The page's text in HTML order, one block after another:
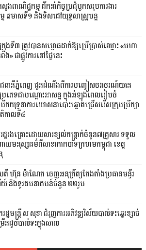
រសួងពាណិជ្ជកម្ម ដឹកនាំកិច្ចប្រជុំបូកសរុបការងារ
ម ឆមាសទី១ និងទិសដៅយុទ្ធសាស្រ្តបន្ត
ក្រុងទី៣ ត្រូវបានសម្ពោធដាក់ឱ្យប្រើប្រាស់ឈ្មោះ «មហា
» ជាផ្លូវការនៅថ្ងៃនេះ
ាជធានីភ្នំពេញ ជូនដំណឹងពីការបញ្ចៀសចរាចរណ៍យាន
រភេទជាបណ្តោះអាសន្ន ក្នុងអំឡុងពេលរៀបចំ
ើកយុទ្ធនាការឃោសនាបោះឆ្នោតជ្រើសរើសក្រុមប្រឹក្សា
តិកាលទី៤
ដ្ឋរងគ្រោះដោយសារខ្យល់កន្ត្រាក់ចំនួន៧គ្រួសារ ទទួល
មនុស្សធម៌ពីសាខាកាកបាទក្រហមកម្ពុជា ខេត្ត
តី ហ៊ុន ម៉ាណែត ចេញអនុក្រឹត្យតែងតាំងប្រធានមន្ទីរ
និងទូរគមនាគមន៍ចំនួន ២២រូប
ឋមន្ដ្រី ស សុខា ជំរុញការអភិវឌ្ឍវិស័យបាល់ទះឆ្នេរខ្សាច់
ើនដូចបាល់ទះក្នុងសាល